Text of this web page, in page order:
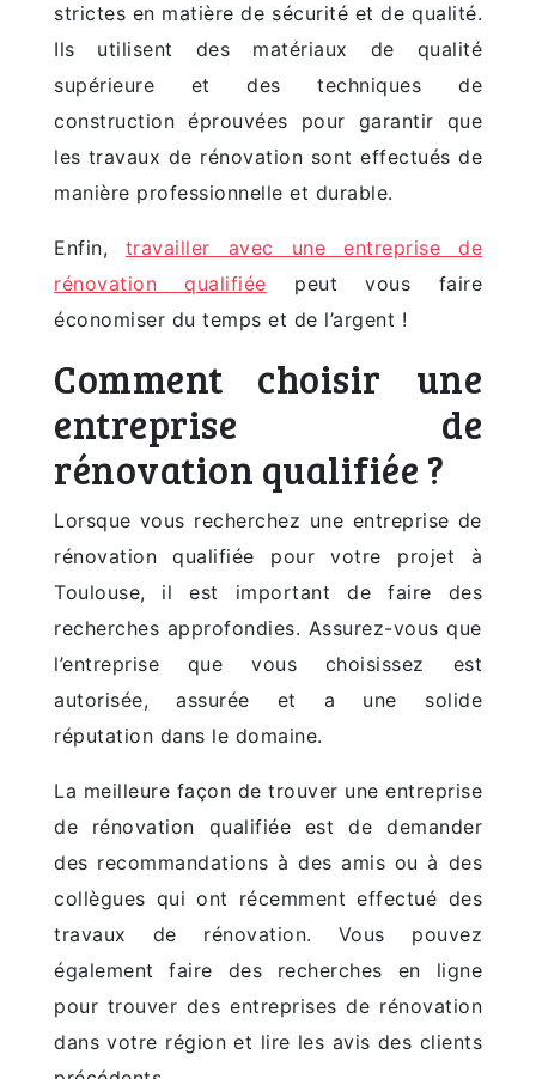
strictes en matière de sécurité et de qualité.
Ils utilisent des matériaux de qualité
supérieure et des techniques de
construction éprouvées pour garantir que
les travaux de rénovation sont effectués de
manière professionnelle et durable.
Enfin, travailler avec une entreprise de
rénovation qualifiée peut vous faire
économiser du temps et de l’argent !
Comment choisir une
entreprise de
rénovation qualifiée ?
Lorsque vous recherchez une entreprise de
rénovation qualifiée pour votre projet à
Toulouse, il est important de faire des
recherches approfondies. Assurez-vous que
l’entreprise que vous choisissez est
autorisée, assurée et a une solide
réputation dans le domaine.
La meilleure façon de trouver une entreprise
de rénovation qualifiée est de demander
des recommandations à des amis ou à des
collègues qui ont récemment effectué des
travaux de rénovation. Vous pouvez
également faire des recherches en ligne
pour trouver des entreprises de rénovation
dans votre région et lire les avis des clients